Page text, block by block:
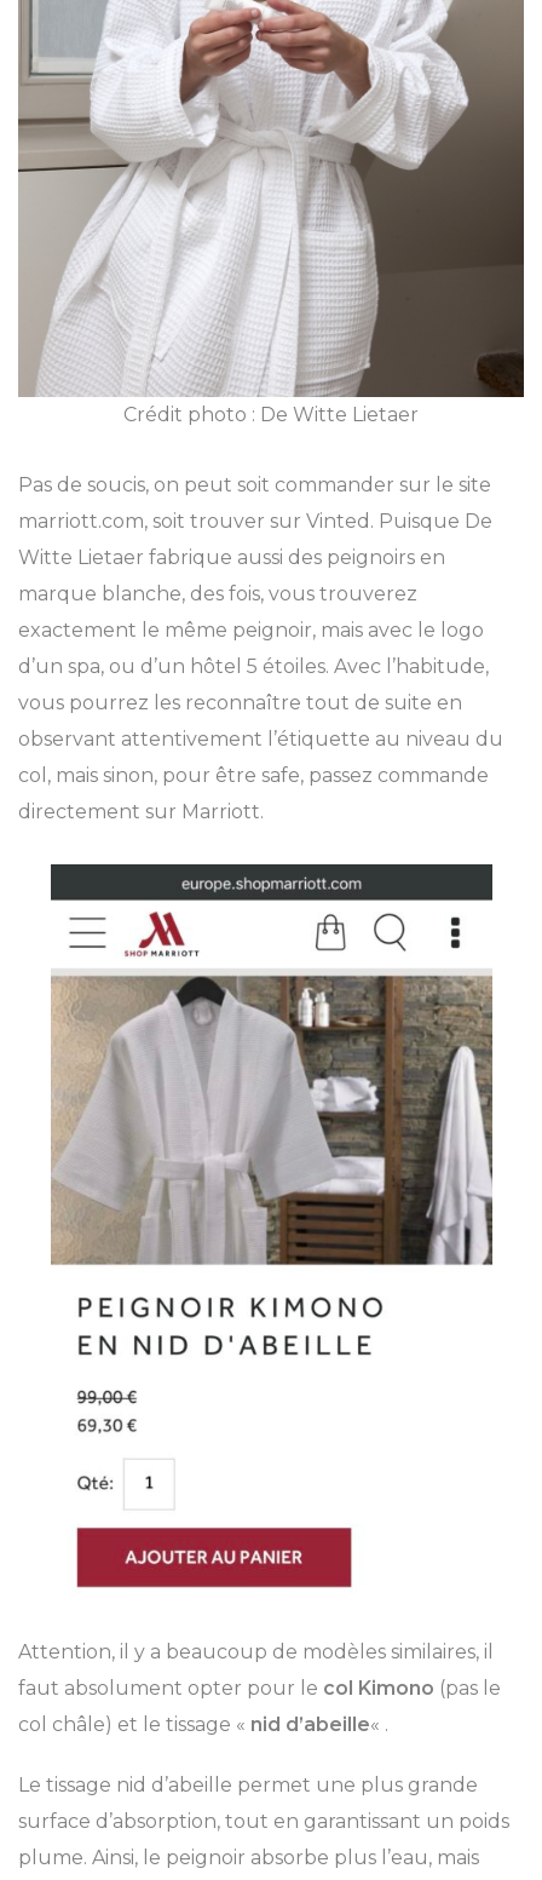
Crédit photo : De Witte Lietaer
Pas de soucis, on peut soit commander sur le site
marriott.com, soit trouver sur Vinted. Puisque De
Witte Lietaer fabrique aussi des peignoirs en
marque blanche, des fois, vous trouverez
exactement le même peignoir, mais avec le logo
d’un spa, ou d’un hôtel 5 étoiles. Avec l’habitude,
vous pourrez les reconnaître tout de suite en
observant attentivement l’étiquette au niveau du
col, mais sinon, pour être safe, passez commande
directement sur Marriott.
Attention, il y a beaucoup de modèles similaires, il
faut absolument opter pour le col Kimono (pas le
col châle) et le tissage « nid d’abeille« .
Le tissage nid d’abeille permet une plus grande
surface d’absorption, tout en garantissant un poids
plume. Ainsi, le peignoir absorbe plus l’eau, mais